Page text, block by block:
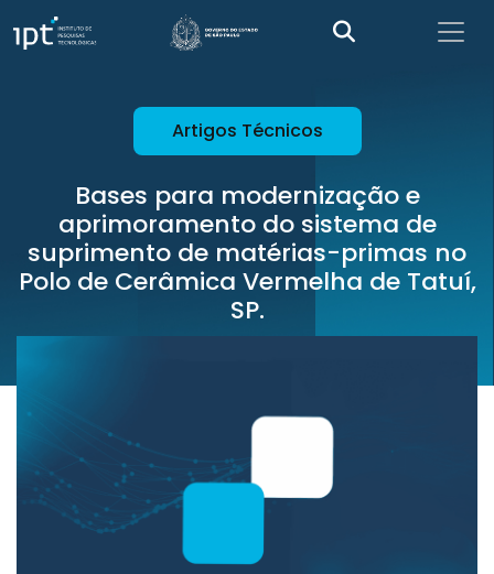
Artigos Técnicos
Bases para modernização e
aprimoramento do sistema de
suprimento de matérias-primas no
Polo de Cerâmica Vermelha de Tatuí,
SP.